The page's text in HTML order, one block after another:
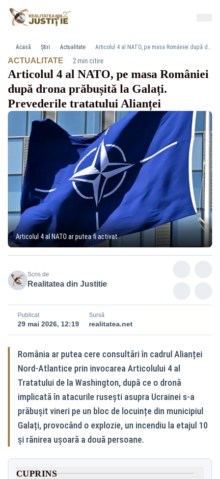
Acasă Știri Actualitate Articolul 4 al NATO, pe masa României după drona prăbușită la Galați. Prevederile tratatului Alianței
ACTUALITATE· 2 min citire
Articolul 4 al NATO, pe masa României
după drona prăbușită la Galați.
Prevederile tratatului Alianței
Articolul 4 al NATO ar putea fi activat
Scris de
Realitatea din Justitie
Publicat
29 mai 2026, 12:19
Sursă
realitatea.net
România ar putea cere consultări în cadrul Alianței
Nord-Atlantice prin invocarea Articolului 4 al
Tratatului de la Washington, după ce o dronă
implicată în atacurile rusești asupra Ucrainei s-a
prăbușit vineri pe un bloc de locuințe din municipiul
Galați, provocând o explozie, un incendiu la etajul 10
și rănirea ușoară a două persoane.
CUPRINS